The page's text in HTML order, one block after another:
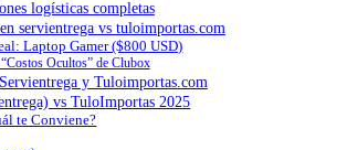
logísticas completas
servientrega vs tuloimportas.com
Laptop Gamer ($800 USD)
Ocultos” de Clubox
y Tuloimportas.com
vs TuloImportas 2025
te Conviene?